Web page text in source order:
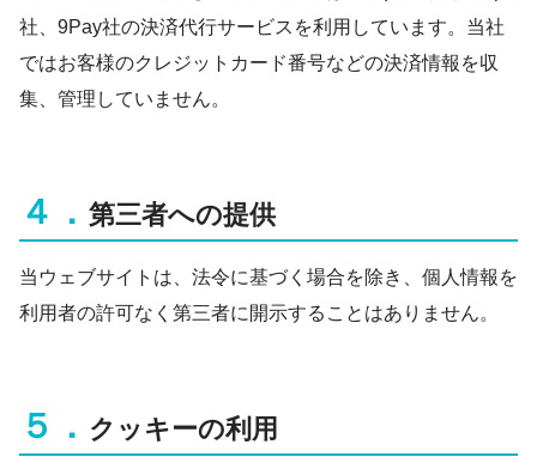
社、9Pay社の決済代行サービスを利用しています。当社
ではお客様のクレジットカード番号などの決済情報を収
集、管理していません。
４． 第三者への提供
当ウェブサイトは、法令に基づく場合を除き、個人情報を
利用者の許可なく第三者に開示することはありません。
５． クッキーの利用